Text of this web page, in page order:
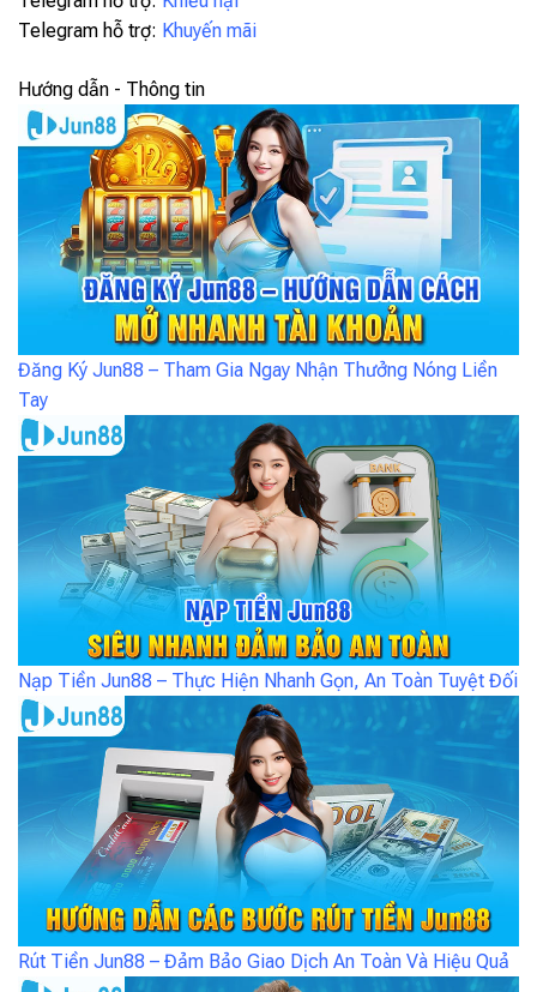
Telegram hỗ trợ: Khuyến mãi
Hướng dẫn - Thông tin
Đăng Ký Jun88 – Tham Gia Ngay Nhận Thưởng Nóng Liền
Tay
Nạp Tiền Jun88 – Thực Hiện Nhanh Gọn, An Toàn Tuyệt Đối
Rút Tiền Jun88 – Đảm Bảo Giao Dịch An Toàn Và Hiệu Quả